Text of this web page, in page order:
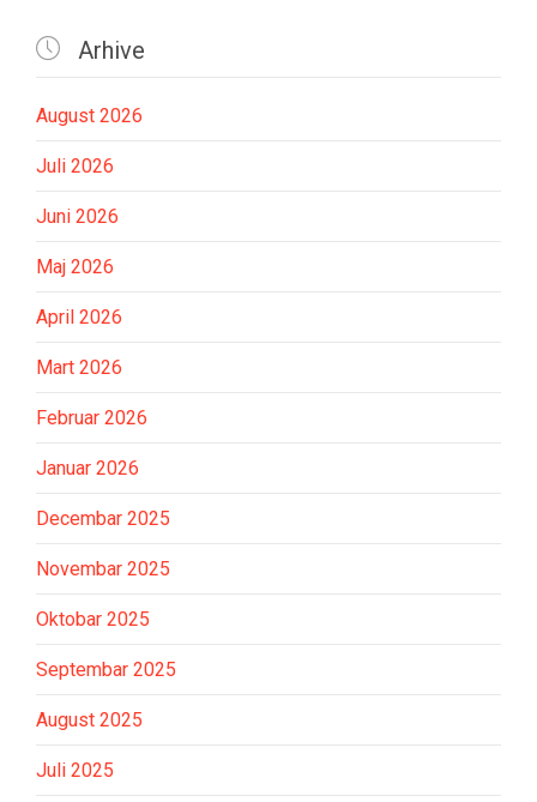
 Arhive
August 2026
Juli 2026
Juni 2026
Maj 2026
April 2026
Mart 2026
Februar 2026
Januar 2026
Decembar 2025
Novembar 2025
Oktobar 2025
Septembar 2025
August 2025
Juli 2025